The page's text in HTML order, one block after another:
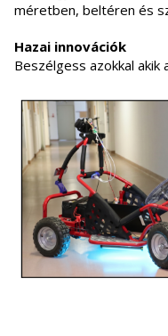
méretben, beltéren és
Hazai innovációk
Beszélgess azokkal akik